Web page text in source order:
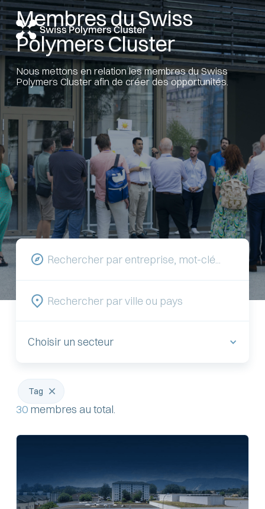
Membres du Swiss
Polymers Cluster
Nous mettons en relation les membres du Swiss
Polymers Cluster afin de créer des opportunités.
Choisir un secteur
Tag
30membres au total.